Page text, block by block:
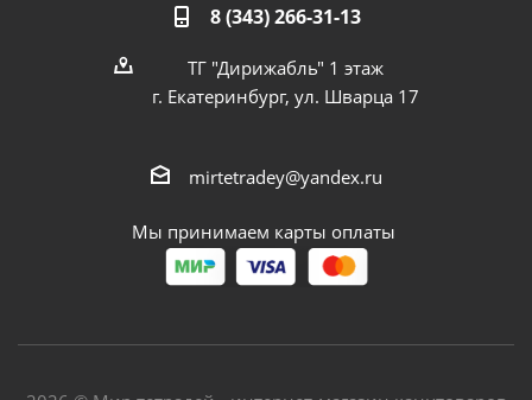
8 (343) 266-31-13
ТГ "Дирижабль" 1 этаж
г. Екатеринбург, ул. Шварца 17
mirtetradey@yandex.ru
Мы принимаем карты оплаты